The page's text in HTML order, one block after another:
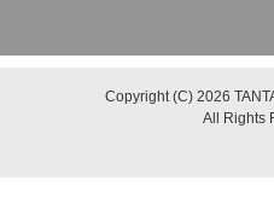
Copyright (C) 2026
All Rights